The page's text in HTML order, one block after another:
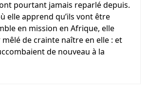
pourtant jamais reparlé depuis.
elle apprend qu’ils vont être
en mission en Afrique, elle
de crainte naître en elle : et
de nouveau à la